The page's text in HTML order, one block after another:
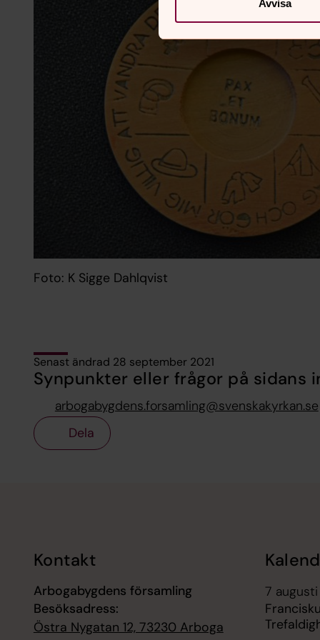
Avvisa
Foto: K Sigge Dahlqvist
Senast ändrad 28 september 2021
Synpunkter eller frågor på sidans
arbogabygdens.forsamling@svenskakyrkan.se
Dela
Kontakt
Arbogabygdens församling
Besöksadress:
Östra Nygatan 12, 73230 Arboga
7 augusti